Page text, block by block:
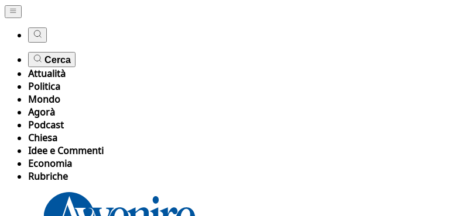
Cerca
Attualità
Politica
Mondo
Agorà
Podcast
Chiesa
Idee e Commenti
Economia
Rubriche